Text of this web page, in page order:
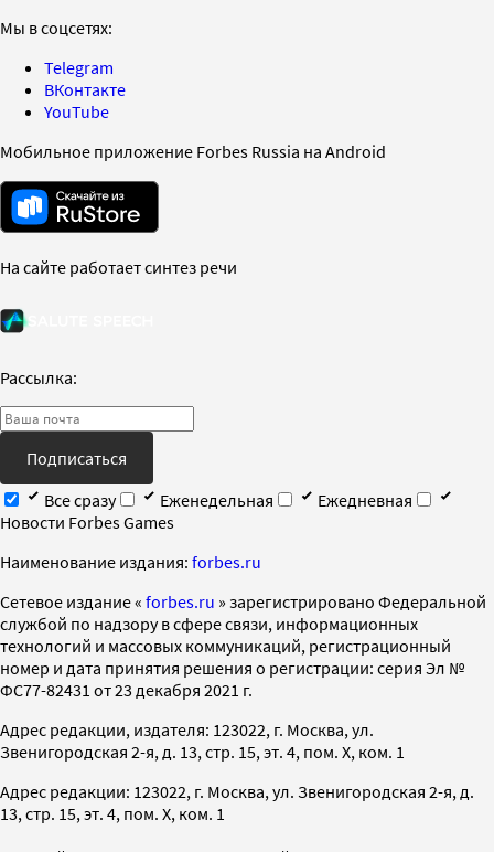
Мы в соцсетях:
Telegram
ВКонтакте
YouTube
Мобильное приложение Forbes Russia на Android
На сайте работает синтез речи
Рассылка:
Подписаться
Все сразу
Еженедельная
Ежедневная
Новости Forbes Games
Наименование издания: forbes.ru
Cетевое издание « forbes.ru » зарегистрировано Федеральной
службой по надзору в сфере связи, информационных
технологий и массовых коммуникаций, регистрационный
номер и дата принятия решения о регистрации: серия Эл №
ФС77-82431 от 23 декабря 2021 г.
Адрес редакции, издателя: 123022, г. Москва, ул.
Звенигородская 2-я, д. 13, стр. 15, эт. 4, пом. X, ком. 1
Адрес редакции: 123022, г. Москва, ул. Звенигородская 2-я, д.
13, стр. 15, эт. 4, пом. X, ком. 1